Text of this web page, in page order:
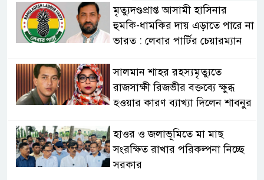
মৃত্যুদণ্ডপ্রাপ্ত আসামী হাসিনার
হুমকি-ধামকির দায় এড়াতে পারে না
ভারত : লেবার পার্টির চেয়ারম্যান
সালমান শাহর রহস্যমৃত্যুতে
রাজসাক্ষী রিজভীর বক্তব্যে ক্ষুব্ধ
হওয়ার কারণ ব্যাখ্যা দিলেন শাবনুর
হাওর ও জলাভূমিতে মা মাছ
সংরক্ষিত রাখার পরিকল্পনা নিচ্ছে
সরকার